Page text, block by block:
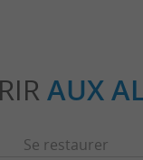
AUX
Se restaurer